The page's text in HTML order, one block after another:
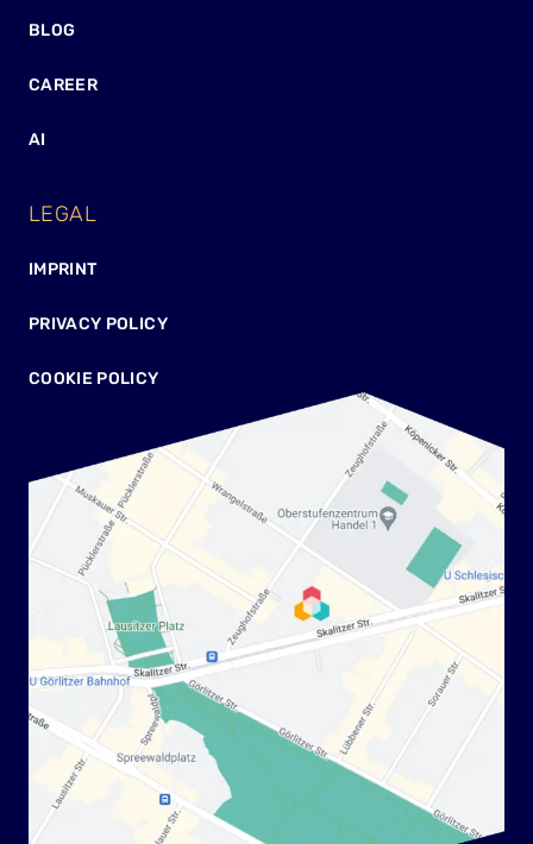
BLOG
CAREER
AI
LEGAL
IMPRINT
PRIVACY POLICY
COOKIE POLICY